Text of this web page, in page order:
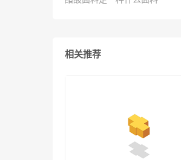
相关推荐